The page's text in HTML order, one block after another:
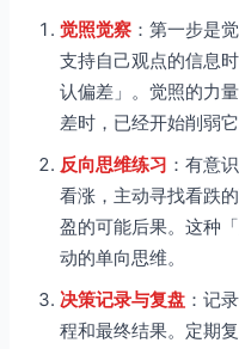
觉照觉察 ：第一步是
支持自己观点的信息
认偏差」。觉照的力
差时，已经开始削弱它
反向思维练习 ：有意
看涨，主动寻找看跌
盈的可能后果。这种
动的单向思维。
决策记录与复盘 ：记
程和最终结果。定期